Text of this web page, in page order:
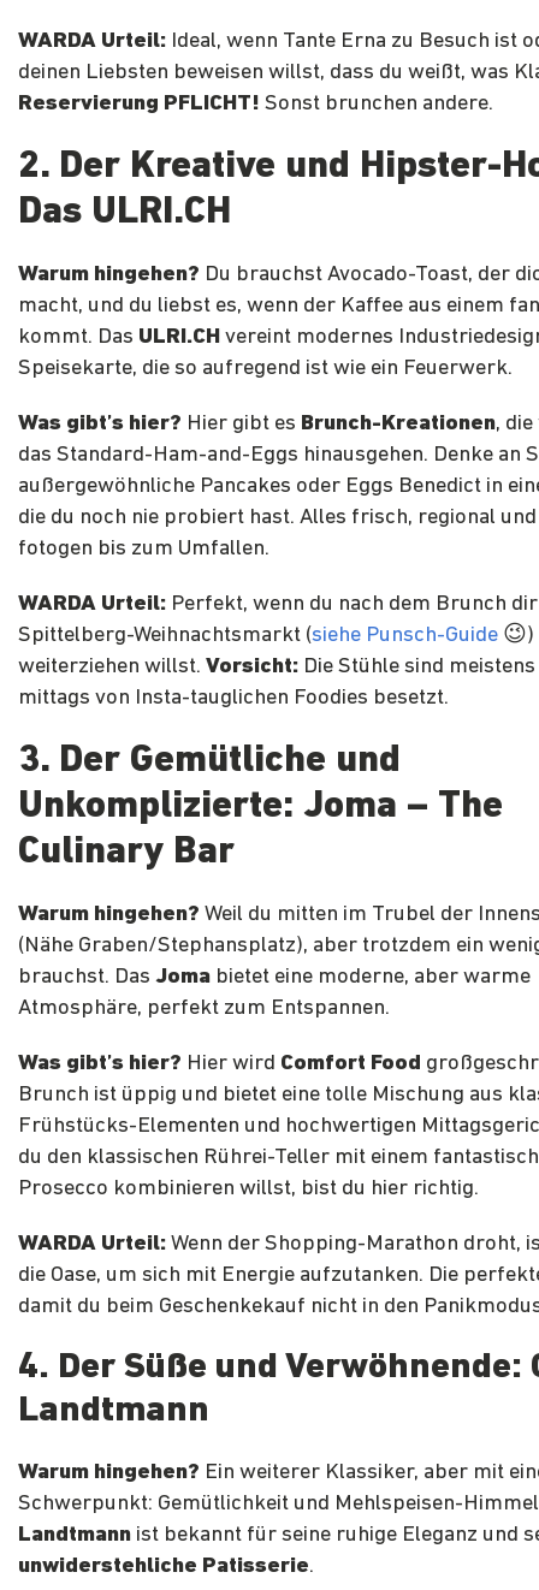
WARDA Urteil: Ideal, wenn Tante Erna zu Besuch ist
deinen Liebsten beweisen willst, dass du weißt, was
Reservierung PFLICHT! Sonst brunchen andere.
2. Der Kreative und Hipster-
Das ULRI.CH
Warum hingehen? Du brauchst Avocado-Toast, der
macht, und du liebst es, wenn der Kaffee aus einem
kommt. Das ULRI.CH vereint modernes
Speisekarte, die so aufregend ist wie ein Feuerwerk.
Was gibt’s hier? Hier gibt es Brunch-Kreationen,
das Standard-Ham-and-Eggs hinausgehen. Denke an
außergewöhnliche Pancakes oder Eggs Benedict in
die du noch nie probiert hast. Alles frisch, regional
fotogen bis zum Umfallen.
WARDA Urteil: Perfekt, wenn du nach dem Brunch
Spittelberg-Weihnachtsmarkt (siehe Punsch-Guide 😉)
weiterziehen willst. Vorsicht: Die Stühle sind
mittags von Insta-tauglichen Foodies besetzt.
3. Der Gemütliche und
Unkomplizierte: Joma – The
Culinary Bar
Warum hingehen? Weil du mitten im Trubel der
(Nähe Graben/Stephansplatz), aber trotzdem ein
brauchst. Das Joma bietet eine moderne, aber warme
Atmosphäre, perfekt zum Entspannen.
Was gibt’s hier? Hier wird Comfort Food
Brunch ist üppig und bietet eine tolle Mischung aus
Frühstücks-Elementen und hochwertigen
du den klassischen Rührei-Teller mit einem
Prosecco kombinieren willst, bist du hier richtig.
WARDA Urteil: Wenn der Shopping-Marathon droht,
die Oase, um sich mit Energie aufzutanken. Die
damit du beim Geschenkekauf nicht in den
4. Der Süße und Verwöhnende:
Landtmann
Warum hingehen? Ein weiterer Klassiker, aber mit
Schwerpunkt: Gemütlichkeit und Mehlspeisen-
Landtmann ist bekannt für seine ruhige Eleganz und
unwiderstehliche Patisserie.